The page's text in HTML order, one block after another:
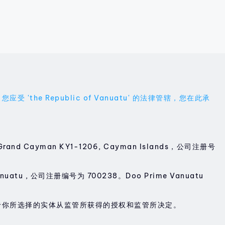
您应受 'the Republic of Vanuatu' 的法律管辖，您在此承
Cayman KY1-1206, Cayman Islands，公司注册号
, 公司注册编号为 700238。Doo Prime Vanuatu
所选择的实体从监管所获得的授权和监管所决定。